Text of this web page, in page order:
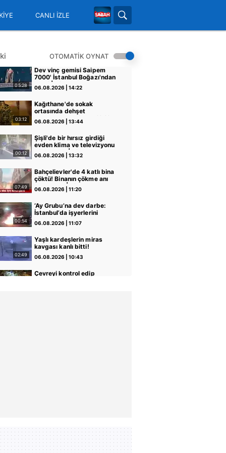
CANLI İZLE
OTOMATİK OYNAT
05:28
Dev vinç gemisi Saipem
7000' İstanbul Boğazı'ndan
geçti | Video
06.08.2026 | 14:22
03:12
Kağıthane'de sokak
ortasında dehşet
kamerada: Eski sevgilisi ile
erkek arkadaşını silahla
06.08.2026 | 13:44
00:12
Şişli'de bir hırsız girdiği
evden klima ve televizyonu
böyle çaldı | Video
06.08.2026 | 13:32
07:49
Bahçelievler'de 4 katlı bina
çöktü! Binanın çökme anı
kamerada | Video
06.08.2026 | 11:20
00:54
‘Ay Grubu’na dev darbe:
İstanbul’da işyerlerini
hedef almışlardı!
Kurşunlama, kundaklama…
06.08.2026 | 11:07
02:49
Yaşlı kardeşlerin miras
kavgası kanlı bitti!
Ağabeyine kurşun
yağdırdığı anlar kamerada
06.08.2026 | 10:43
Çevreyi kontrol edip
ekiplerini çileden çıkardı |
Video
Kayseri'deki cinayet
şüphelilerine İHA destekli